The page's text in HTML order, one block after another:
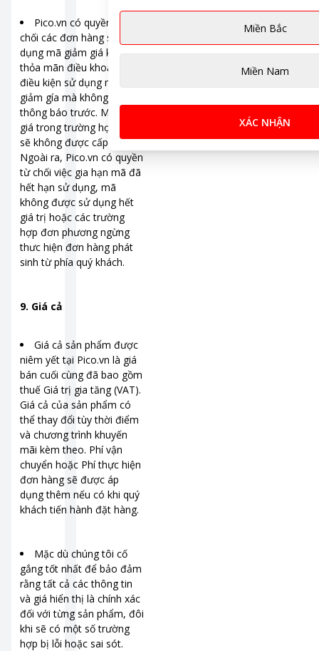
Pico.vn có quyền từ
chối các đơn hàng sử
dụng mã giảm giá không
thỏa mãn điều khoản và
điều kiện sử dụng mã
giảm gía mà không cần
thông báo trước. Mã giảm
giá trong trường hợp này
sẽ không được cấp lại.
Ngoài ra, Pico.vn có quyền
từ chối việc gia hạn mã đã
hết hạn sử dụng, mã
không được sử dụng hết
giá trị hoặc các trường
hợp đơn phương ngừng
thưc hiện đơn hàng phát
sinh từ phía quý khách.
9. Giá cả
Giá cả sản phẩm được
niêm yết tại Pico.vn là giá
bán cuối cùng đã bao gồm
thuế Giá trị gia tăng (VAT).
Giá cả của sản phẩm có
thể thay đổi tùy thời điểm
và chương trình khuyến
mãi kèm theo. Phí vận
chuyển hoặc Phí thực hiện
đơn hàng sẽ được áp
dụng thêm nếu có khi quý
khách tiến hành đặt hàng.
Mặc dù chúng tôi cố
gắng tốt nhất để bảo đảm
rằng tất cả các thông tin
và giá hiển thị là chính xác
đối với từng sản phẩm, đôi
khi sẽ có một số trường
hợp bị lỗi hoặc sai sót.
Miền Bắc
Miền Nam
XÁC NHẬN